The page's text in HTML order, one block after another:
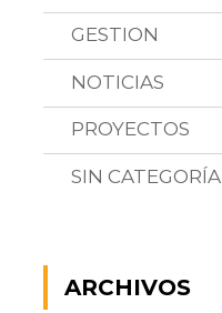
GESTION
NOTICIAS
PROYECTOS
SIN CATEGORÍA
ARCHIVOS